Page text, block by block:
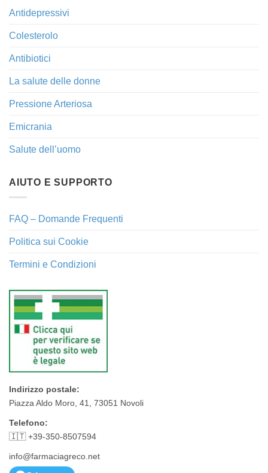
Antidepressivi
Colesterolo
Antibiotici
La salute delle donne
Pressione Arteriosa
Emicrania
Salute dell’uomo
AIUTO E SUPPORTO
FAQ – Domande Frequenti
Politica sui Cookie
Termini e Condizioni
Indirizzo postale:
Piazza Aldo Moro, 41, 73051 Novoli
Telefono:
🇮🇹 +39-350-8507594
info@farmaciagreco.net